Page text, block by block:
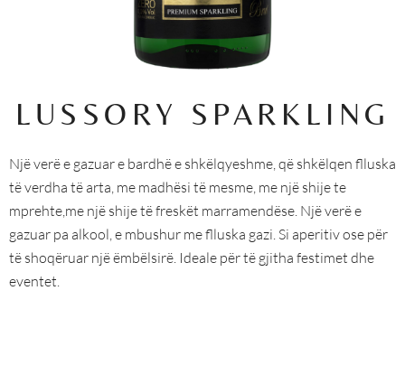
LUSSORY SPARKLING
Një verë e gazuar e bardhë e shkëlqyeshme, që shkëlqen flluska
të verdha të arta, me madhësi të mesme, me një shije te
mprehte,me një shije të freskët marramendëse. Një verë e
gazuar pa alkool, e mbushur me flluska gazi. Si aperitiv ose për
të shoqëruar një ëmbëlsirë. Ideale për të gjitha festimet dhe
eventet.